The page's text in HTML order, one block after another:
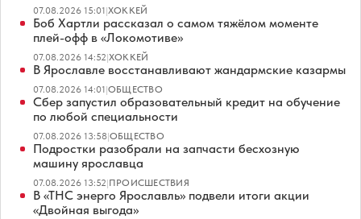
07.08.2026 15:01|ХОККЕЙ
Боб Хартли рассказал о самом тяжёлом моменте
плей-офф в «Локомотиве»
07.08.2026 14:52|ХОККЕЙ
В Ярославле восстанавливают жандармские казармы
07.08.2026 14:01|ОБЩЕСТВО
Сбер запустил образовательный кредит на обучение
по любой специальности
07.08.2026 13:58|ОБЩЕСТВО
Подростки разобрали на запчасти бесхозную
машину ярославца
07.08.2026 13:52|ПРОИСШЕСТВИЯ
В «ТНС энерго Ярославль» подвели итоги акции
«Двойная выгода»